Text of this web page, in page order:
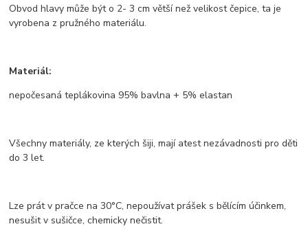
Obvod hlavy může být o 2- 3 cm větší než velikost čepice, ta je
vyrobena z pružného materiálu.
Materiál:
nepočesaná teplákovina 95% bavlna + 5% elastan
Všechny materiály, ze kterých šiji, mají atest nezávadnosti pro děti
do 3 let.
Lze prát v pračce na 30°C, nepoužívat prášek s bělícím účinkem,
nesušit v sušičce, chemicky nečistit.